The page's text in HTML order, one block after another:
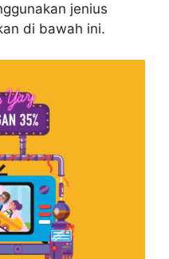
jenius
di bawah ini.